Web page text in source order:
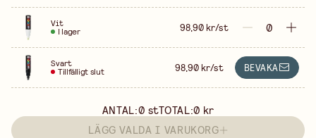
Vit
I lager 98,90 kr/st
Svart
Tillfälligt slut 98,90 kr/st BEVAKA
ANTAL:0 stTOTAL:0 kr
LÄGG VALDA I VARUKORG